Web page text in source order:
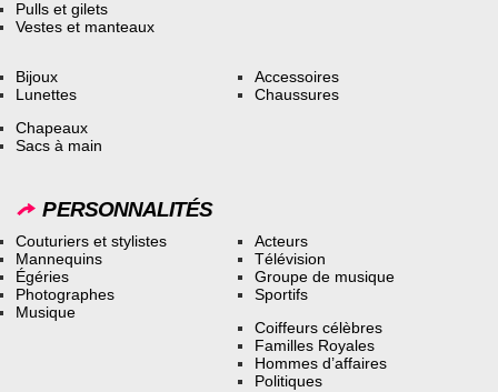
Pulls et gilets
Vestes et manteaux
Bijoux
Lunettes
Accessoires
Chaussures
Chapeaux
Sacs à main
PERSONNALITÉS
Couturiers et stylistes
Mannequins
Égéries
Photographes
Musique
Acteurs
Télévision
Groupe de musique
Sportifs
Coiffeurs célèbres
Familles Royales
Hommes d’affaires
Politiques